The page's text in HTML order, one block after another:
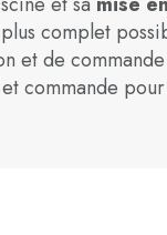
complet
et de
commande pour